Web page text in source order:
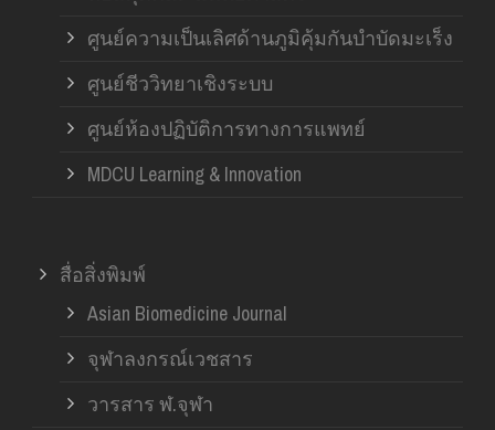
ศูนย์ความเป็นเลิศด้านภูมิคุ้มกันบำบัดมะเร็ง
ศูนย์ชีววิทยาเชิงระบบ
ศูนย์ห้องปฏิบัติการทางการแพทย์
MDCU Learning & Innovation
สื่อสิ่งพิมพ์
Asian Biomedicine Journal
จุฬาลงกรณ์เวชสาร
วารสาร ฬ.จุฬา